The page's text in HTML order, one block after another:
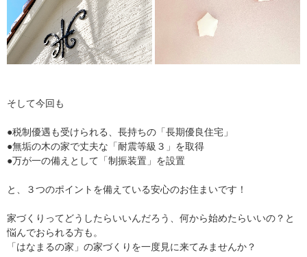
そして今回も
●税制優遇も受けられる、長持ちの「長期優良住宅」
●無垢の木の家で丈夫な「耐震等級３」を取得
●万が一の備えとして「制振装置」を設置
と、３つのポイントを備えている安心のお住まいです！
家づくりってどうしたらいいんだろう、何から始めたらいいの？と
悩んでおられる方も。
「はなまるの家」の家づくりを一度見に来てみませんか？